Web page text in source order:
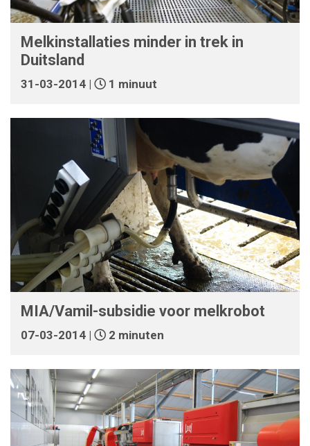
Melkinstallaties minder in trek in
Duitsland
31-03-2014 | 1 minuut
MIA/Vamil-subsidie voor melkrobot
07-03-2014 | 2 minuten